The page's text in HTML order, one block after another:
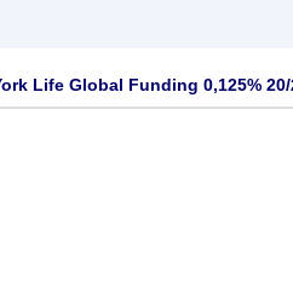
Life Global Funding 0,125% 20/